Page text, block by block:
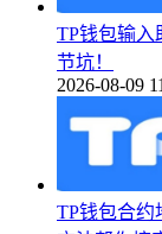
TP钱包输入
节坑！
2026-08-09
TP钱包合约